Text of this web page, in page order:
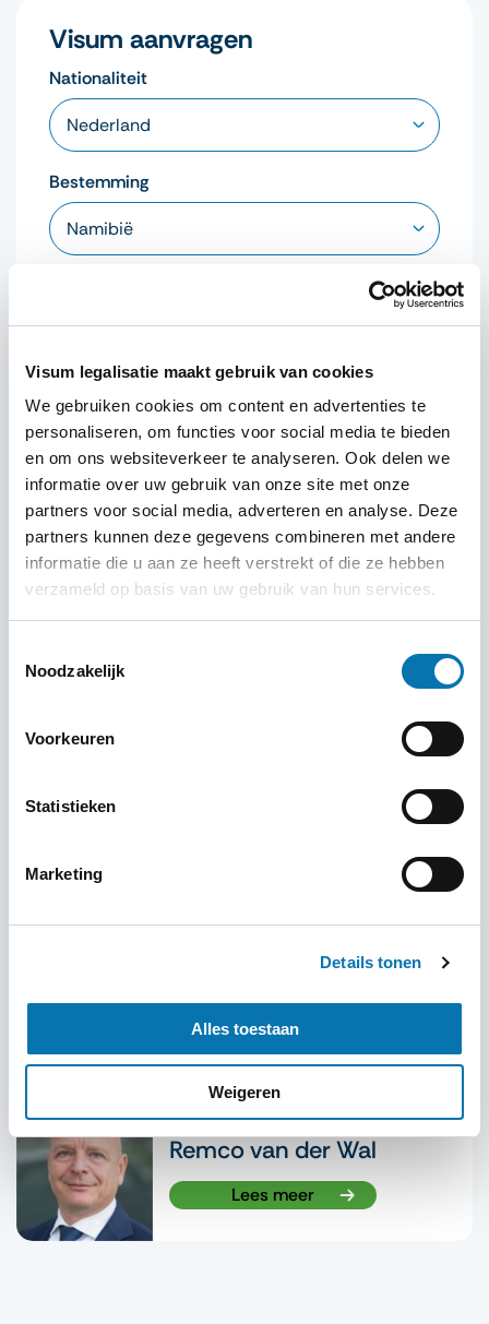
Visum legalisatie maakt gebruik van cookies
We gebruiken cookies om content en advertenties te
personaliseren, om functies voor social media te bieden
en om ons websiteverkeer te analyseren. Ook delen we
informatie over uw gebruik van onze site met onze
partners voor social media, adverteren en analyse. Deze
partners kunnen deze gegevens combineren met andere
informatie die u aan ze heeft verstrekt of die ze hebben
verzameld op basis van uw gebruik van hun services.
Noodzakelijk
Voorkeuren
Statistieken
Marketing
Details tonen
Alles toestaan
Weigeren
Visum aanvragen
Nationaliteit
Bestemming
Visum aanvragen
Waarom aanvragen via visum-
legalisatie.nl?
Bijvisum-legalisatie.nlprofiteer je van:
Snel en foutloos indienen van je aanvraag
Altijd op de hoogte van de laatste visumregels voor
09-05-2025
Remco van der Wal
Lees meer